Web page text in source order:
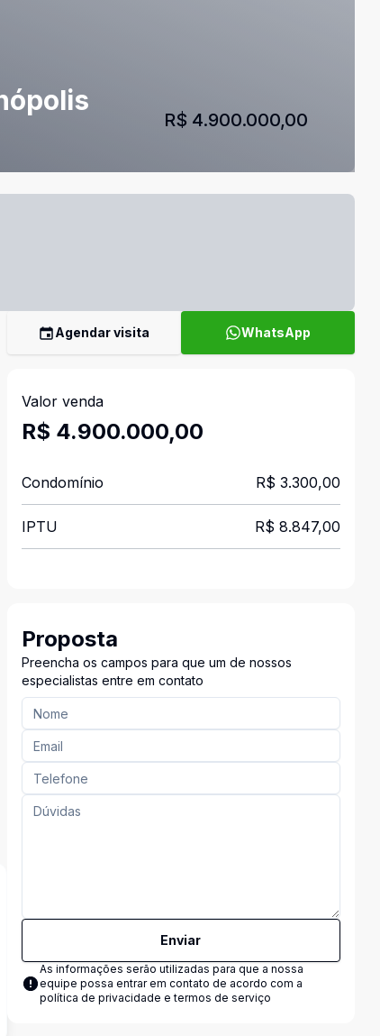
R$ 4.900.000,00
Agendar visita WhatsApp
Valor venda
R$ 4.900.000,00
Condomínio R$ 3.300,00
IPTU R$ 8.847,00
Proposta
Preencha os campos para que um de nossos
especialistas entre em contato
Enviar
As informações serão utilizadas para que a nossa
equipe possa entrar em contato de acordo com a
política de privacidade e termos de serviço